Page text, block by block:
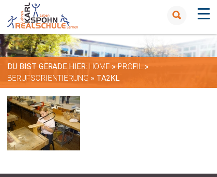
DU BIST GERADE HIER: HOME » PROFIL »
BERUFSORIENTIERUNG » TA2KL